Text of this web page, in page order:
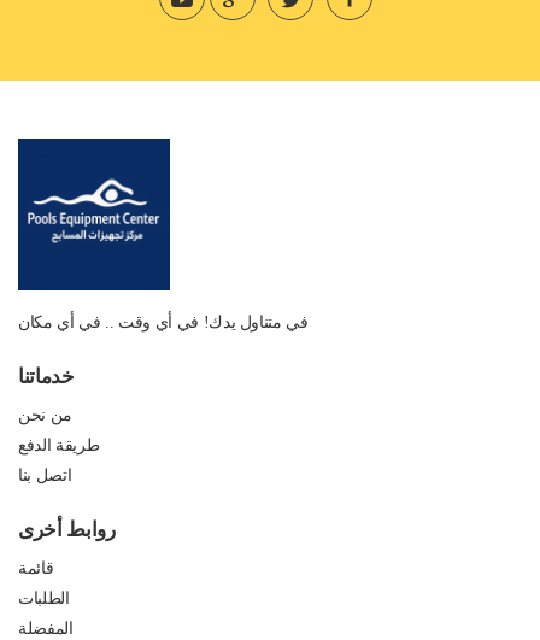
في متناول يدك! في أي وقت .. في أي مكان
خدماتنا
من نحن
طريقة الدفع
اتصل بنا
روابط أخرى
قائمة
الطلبات
المفضلة